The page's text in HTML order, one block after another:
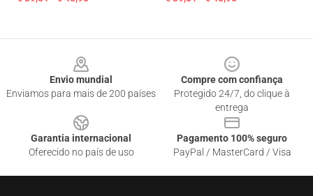
Envio mundial
Enviamos para mais de 200 países
Compre com confiança
Protegido 24/7, do clique à
entrega
Garantia internacional
Oferecido no país de uso
Pagamento 100% seguro
PayPal / MasterCard / Visa